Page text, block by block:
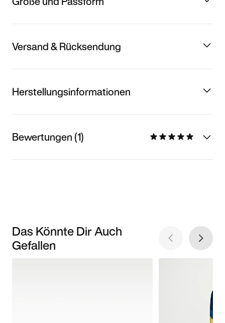
Versand & Rücksendung
Herstellungsinformationen
Bewertungen (1)
Das Könnte Dir Auch
Gefallen